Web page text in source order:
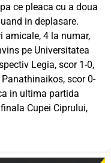
ce pleaca cu a doua
in deplasare.
amicale, 4 la numar,
pe Universitatea
Legia, scor 1-0,
scor 0-
in ultima partida
Cupei Ciprului,